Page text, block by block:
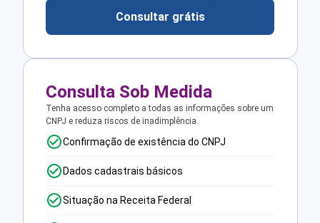
Consultar grátis
Consulta Sob Medida
Tenha acesso completo a todas as informações sobre um
CNPJ e reduza riscos de inadimplência.
Confirmação de existência do CNPJ
Dados cadastrais básicos
Situação na Receita Federal